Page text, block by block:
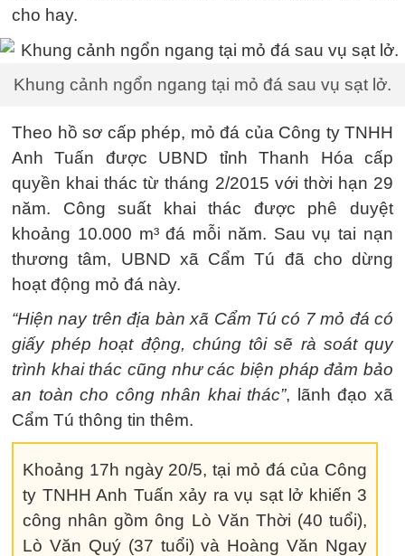
cho hay.
Khung cảnh ngổn ngang tại mỏ đá sau vụ sạt lở.
Theo hồ sơ cấp phép, mỏ đá của Công ty TNHH
Anh Tuấn được UBND tỉnh Thanh Hóa cấp
quyền khai thác từ tháng 2/2015 với thời hạn 29
năm. Công suất khai thác được phê duyệt
khoảng 10.000 m³ đá mỗi năm. Sau vụ tai nạn
thương tâm, UBND xã Cẩm Tú đã cho dừng
hoạt động mỏ đá này.
“Hiện nay trên địa bàn xã Cẩm Tú có 7 mỏ đá có
giấy phép hoạt động, chúng tôi sẽ rà soát quy
trình khai thác cũng như các biện pháp đảm bảo
an toàn cho công nhân khai thác”, lãnh đạo xã
Cẩm Tú thông tin thêm.
Khoảng 17h ngày 20/5, tại mỏ đá của Công
ty TNHH Anh Tuấn xảy ra vụ sạt lở khiến 3
công nhân gồm ông Lò Văn Thời (40 tuổi),
Lò Văn Quý (37 tuổi) và Hoàng Văn Ngay